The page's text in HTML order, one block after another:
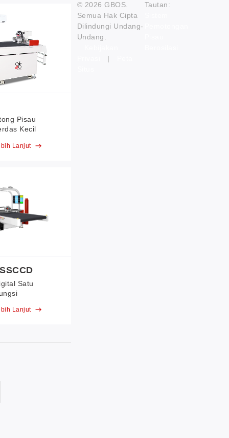
Pisau
Kecil
Lanjut
Satu
Lanjut
© 2026 GBOS.
Semua Hak Cipta
Dilindungi Undang-
Undang.
|
Tautan: